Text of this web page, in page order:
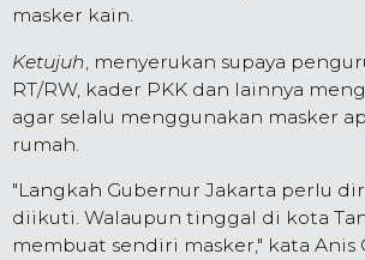
masker kain.
Ketujuh , menyerukan supaya
RT/RW, kader PKK dan lainnya
agar selalu menggunakan masker
rumah.
"Langkah Gubernur Jakarta perlu
diikuti. Walaupun tinggal di kota
membuat sendiri masker," kata Anis